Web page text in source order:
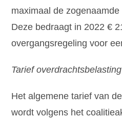
maximaal de
Deze bedraagt in 2022 €
overgangsregeling voor
Tarief overdrachtsbelasting
Het algemene tarief van
wordt volgens het